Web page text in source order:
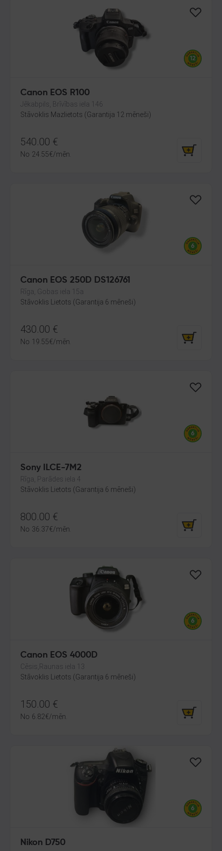
Canon EOS R100
Jēkabpils, Brīvības iela 146
Stāvoklis Mazlietots (Garantija 12 mēneši)
540.00 €
No 24.55€/mēn.
Canon EOS 250D DS126761
Rīga, Gobas iela 15a
Stāvoklis Lietots (Garantija 6 mēneši)
430.00 €
No 19.55€/mēn.
Sony ILCE-7M2
Rīga, Parādes iela 4
Stāvoklis Lietots (Garantija 6 mēneši)
800.00 €
No 36.37€/mēn.
Canon EOS 4000D
Cēsis,Raunas iela 13
Stāvoklis Lietots (Garantija 6 mēneši)
150.00 €
No 6.82€/mēn.
Nikon D750